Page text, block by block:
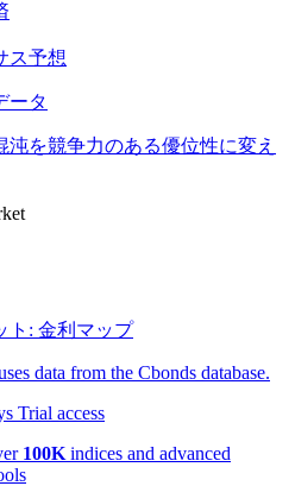
ス予想
ータ
沌を競争力のある優位性に変え
ト: 金利マップ
data from the Cbonds database.
Trial access
100K indices and advanced